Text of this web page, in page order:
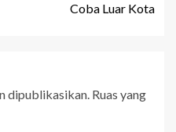
Coba Luar Kota
dipublikasikan. Ruas yang